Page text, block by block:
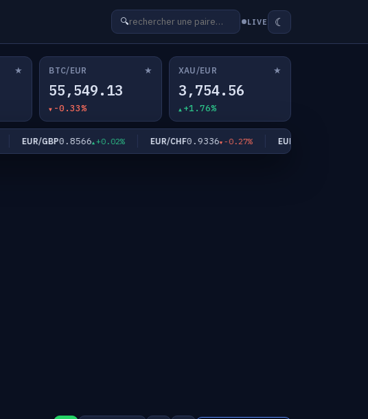
🔍 LIVE ☾
★ BTC/EUR ★
55,549.13
-0.33%
XAU/EUR ★
3,754.56
+1.76%
EUR/GBP0.8566 +0.02% EUR/CHF0.9336 -0.27% EUR/JPY